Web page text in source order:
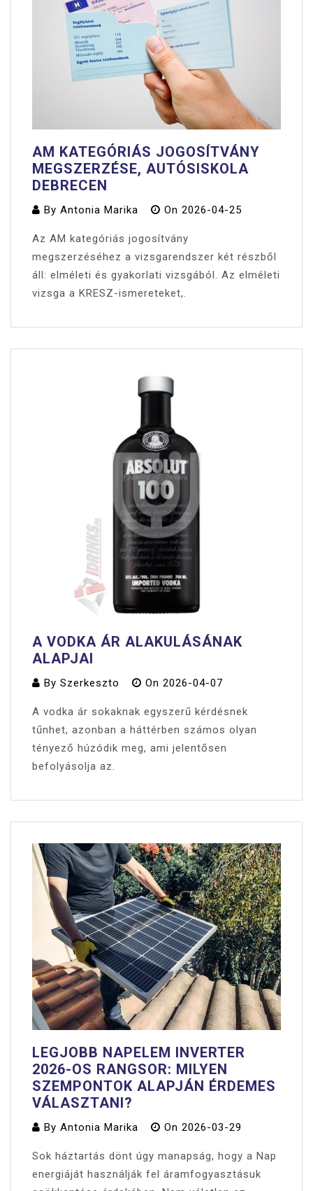
AM KATEGÓRIÁS JOGOSÍTVÁNY
MEGSZERZÉSE, AUTÓSISKOLA
DEBRECEN
By Antonia Marika On 2026-04-25
Az AM kategóriás jogosítvány
megszerzéséhez a vizsgarendszer két részből
áll: elméleti és gyakorlati vizsgából. Az elméleti
vizsga a KRESZ-ismereteket,.
A VODKA ÁR ALAKULÁSÁNAK
ALAPJAI
By Szerkeszto On 2026-04-07
A vodka ár sokaknak egyszerű kérdésnek
tűnhet, azonban a háttérben számos olyan
tényező húzódik meg, ami jelentősen
befolyásolja az.
LEGJOBB NAPELEM INVERTER
2026-OS RANGSOR: MILYEN
SZEMPONTOK ALAPJÁN ÉRDEMES
VÁLASZTANI?
By Antonia Marika On 2026-03-29
Sok háztartás dönt úgy manapság, hogy a Nap
energiáját használják fel áramfogyasztásuk